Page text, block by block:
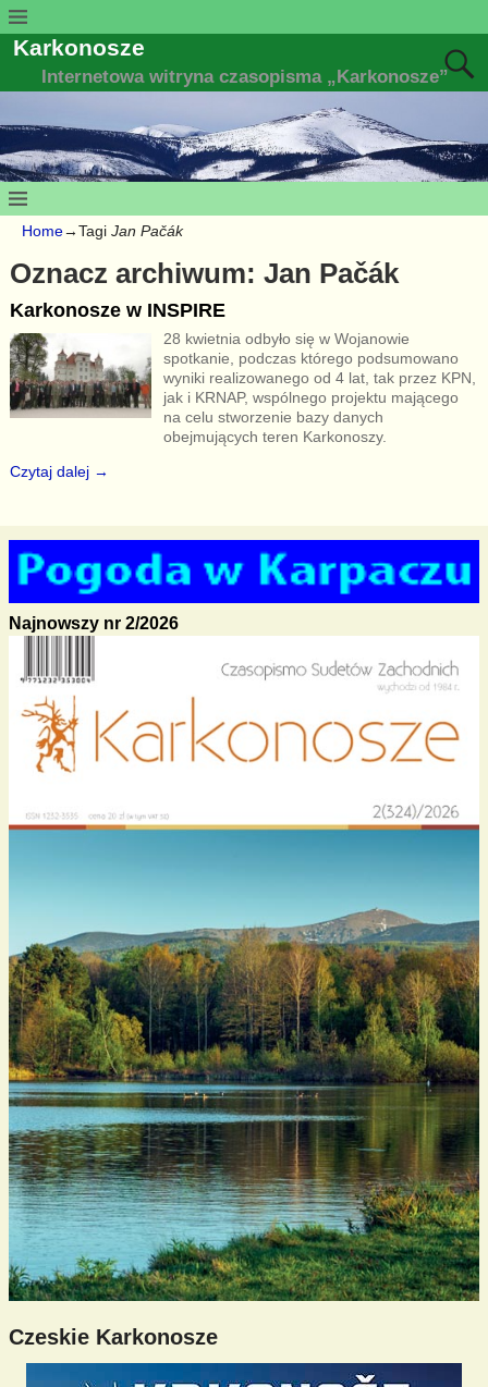
Karkonosze
Internetowa witryna czasopisma „Karkonosze”
Home→Tagi Jan Pačák
Oznacz archiwum: Jan Pačák
Karkonosze w INSPIRE
28 kwietnia odbyło się w Wojanowie
spotkanie, podczas którego podsumowano
wyniki realizowanego od 4 lat, tak przez KPN,
jak i KRNAP, wspólnego projektu mającego
na celu stworzenie bazy danych
obejmujących teren Karkonoszy.
Czytaj dalej →
Najnowszy nr 2/2026
Czeskie Karkonosze